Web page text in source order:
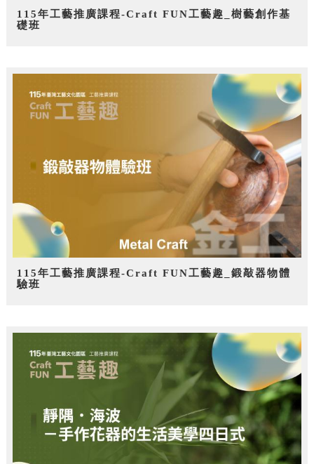
115年工藝推廣課程-Craft FUN工藝趣_樹藝創作基
礎班
115年工藝推廣課程-Craft FUN工藝趣_鍛敲器物體
驗班